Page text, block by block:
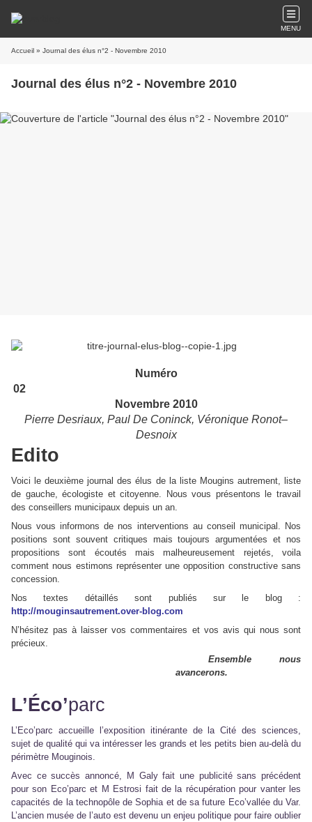
MENU
Accueil » Journal des élus n°2 - Novembre 2010
Journal des élus n°2 - Novembre 2010
Numéro
02
Novembre 2010
Pierre Desriaux, Paul De Coninck, Véronique Ronot–
Desnoix
Edito
Voici le deuxième journal des élus de la liste Mougins autrement, liste
de gauche, écologiste et citoyenne. Nous vous présentons le travail
des conseillers municipaux depuis un an.
Nous vous informons de nos interventions au conseil municipal. Nos
positions sont souvent critiques mais toujours argumentées et nos
propositions sont écoutés mais malheureusement rejetés, voila
comment nous estimons représenter une opposition constructive sans
concession.
Nos textes détaillés sont publiés sur le blog :
http://mouginsautrement.over-blog.com
N’hésitez pas à laisser vos commentaires et vos avis qui nous sont
précieux.
Ensemble nous
avancerons.
L’Éco’parc
L’Eco’parc accueille l’exposition itinérante de la Cité des sciences,
sujet de qualité qui va intéresser les grands et les petits bien au-delà du
périmètre Mouginois.
Avec ce succès annoncé, M Galy fait une publicité sans précédent
pour son Eco’parc et M Estrosi fait de la récupération pour vanter les
capacités de la technopôle de Sophia et de sa future Eco’vallée du Var.
L’ancien musée de l’auto est devenu un enjeu politique pour faire oublier